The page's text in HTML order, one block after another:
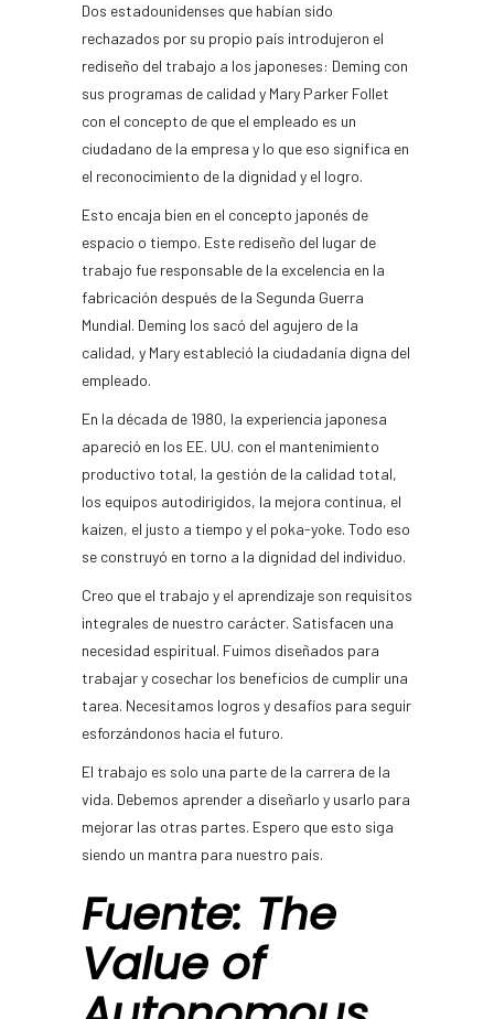
Dos estadounidenses que habían sido
rechazados por su propio país introdujeron el
rediseño del trabajo a los japoneses: Deming con
sus programas de calidad y Mary Parker Follet
con el concepto de que el empleado es un
ciudadano de la empresa y lo que eso significa en
el reconocimiento de la dignidad y el logro.
Esto encaja bien en el concepto japonés de
espacio o tiempo. Este rediseño del lugar de
trabajo fue responsable de la excelencia en la
fabricación después de la Segunda Guerra
Mundial. Deming los sacó del agujero de la
calidad, y Mary estableció la ciudadanía digna del
empleado.
En la década de 1980, la experiencia japonesa
apareció en los EE. UU. con el mantenimiento
productivo total, la gestión de la calidad total,
los equipos autodirigidos, la mejora continua, el
kaizen, el justo a tiempo y el poka-yoke. Todo eso
se construyó en torno a la dignidad del individuo.
Creo que el trabajo y el aprendizaje son requisitos
integrales de nuestro carácter. Satisfacen una
necesidad espiritual. Fuimos diseñados para
trabajar y cosechar los beneficios de cumplir una
tarea. Necesitamos logros y desafíos para seguir
esforzándonos hacia el futuro.
El trabajo es solo una parte de la carrera de la
vida. Debemos aprender a diseñarlo y usarlo para
mejorar las otras partes. Espero que esto siga
siendo un mantra para nuestro país.
Fuente: The
Value of